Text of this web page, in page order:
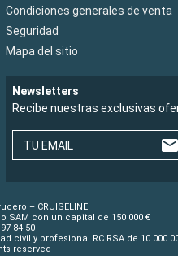
Condiciones generales de venta
Seguridad
Mapa del sitio
Newsletters
Recibe nuestras exclusivas
TU EMAIL
– CRUISELINE
SAM con un capital de 150 000 €
84 50
civil y profesional RC RSA de 10 000
reserved